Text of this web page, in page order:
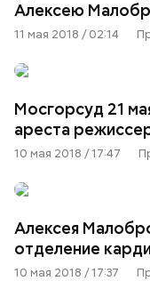
Алексею
11 мая 2018 / 02:14
Мосгорсуд 21
ареста
10 мая 2018 / 17:47
Алексея
отделение
10 мая 2018 / 17:37